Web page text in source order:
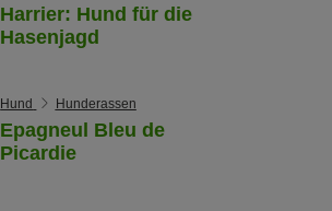
Harrier: Hund für die
Hasenjagd
Hund Hunderassen
Epagneul Bleu de
Picardie